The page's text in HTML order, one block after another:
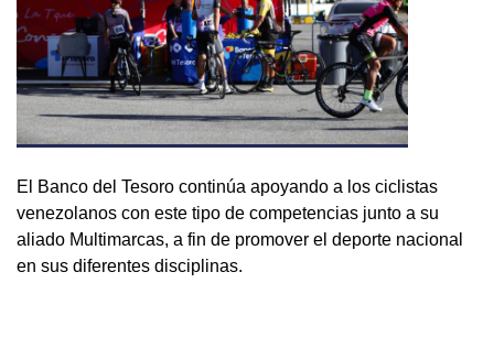
El Banco del Tesoro continúa apoyando a los ciclistas
venezolanos con este tipo de competencias junto a su
aliado Multimarcas, a fin de promover el deporte nacional
en sus diferentes disciplinas.